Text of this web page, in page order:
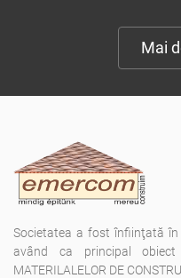
Mai
Societatea a fost înfiinţată
având ca principal obiect
MATERILALELOR DE